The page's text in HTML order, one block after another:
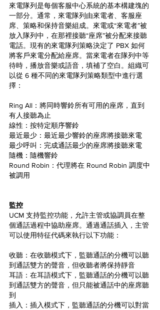
來電隊列是每個客服中心系統的基本構建塊的
一部分。通常，來電隊列由來電者、客服座
席、策略和保持音樂組成。來電或“來電者”被
放入隊列中，在那裡接聽“座席”被分配來接聽
電話。現有的來電隊列策略決定了 PBX 如何
將客戶來電分配給座席。當來電者在隊列中等
待時，播放音樂或語音，填補了空白。組織可
以從 6 種不同的來電隊列策略類型中進行選
擇：
Ring All：將同時響鈴所有可用的座席，直到
有人接聽為止
線性：按特定順序響鈴
最近最少：最近最少響鈴的座席將接聽來電
最少呼叫：完成通話最少的座席將接聽來電
隨機：隨機響鈴
Round Robin：代理將在 Round Robin 調度中
被調用
監控
UCM 支持監控功能，允許主管或協調員在整
個通話過程中協助座席。通過通話插入，主管
可以使用特征代碼來執行以下功能：
收聽：在收聽模式下，監聽通話的分機可以聽
到通話雙方的聲音，但收聽者將保持靜音
耳語：在耳語模式下，監聽通話的分機可以聽
到通話雙方的聲音，但只能被通話中的座席聽
到
插入：插入模式下，監聽通話的分機可以對當